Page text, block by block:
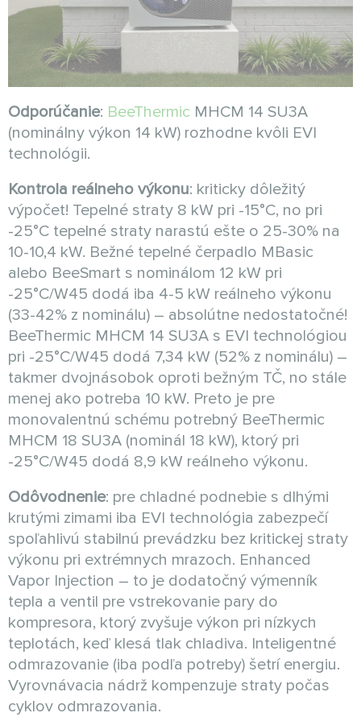
Odporúčanie: BeeThermic MHCM 14 SU3A
(nominálny výkon 14 kW) rozhodne kvôli EVI
technológii.
Kontrola reálneho výkonu: kriticky dôležitý
výpočet! Tepelné straty 8 kW pri -15°C, no pri
-25°C tepelné straty narastú ešte o 25-30% na
10-10,4 kW. Bežné tepelné čerpadlo MBasic
alebo BeeSmart s nominálom 12 kW pri
-25°C/W45 dodá iba 4-5 kW reálneho výkonu
(33-42% z nominálu) – absolútne nedostatočné!
BeeThermic MHCM 14 SU3A s EVI technológiou
pri -25°C/W45 dodá 7,34 kW (52% z nominálu) –
takmer dvojnásobok oproti bežným TČ, no stále
menej ako potreba 10 kW. Preto je pre
monovalentnú schému potrebný BeeThermic
MHCM 18 SU3A (nominál 18 kW), ktorý pri
-25°C/W45 dodá 8,9 kW reálneho výkonu.
Odôvodnenie: pre chladné podnebie s dlhými
krutými zimami iba EVI technológia zabezpečí
spoľahlivú stabilnú prevádzku bez kritickej straty
výkonu pri extrémnych mrazoch. Enhanced
Vapor Injection – to je dodatočný výmenník
tepla a ventil pre vstrekovanie pary do
kompresora, ktorý zvyšuje výkon pri nízkych
teplotách, keď klesá tlak chladiva. Inteligentné
odmrazovanie (iba podľa potreby) šetrí energiu.
Vyrovnávacia nádrž kompenzuje straty počas
cyklov odmrazovania.